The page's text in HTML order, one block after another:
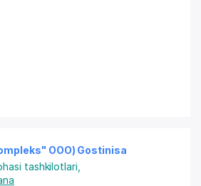
OOO) Gostinisa
tashkilotlari